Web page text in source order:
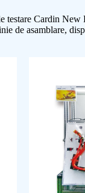
Cardin
de asamblare,